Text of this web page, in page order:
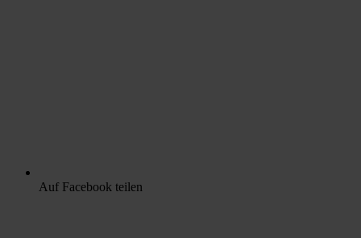
Auf Facebook teilen